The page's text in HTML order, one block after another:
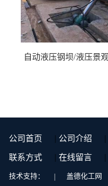
自动液压钢坝/液压景
公司首页 公司介绍
联系方式 在线留言
技术支持： 盖德化工网